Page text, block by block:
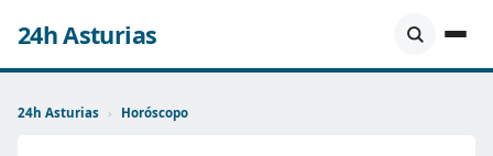
24h Asturias
24h Asturias › Horóscopo